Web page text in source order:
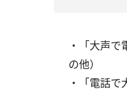
・「大声
の他）
・「電話